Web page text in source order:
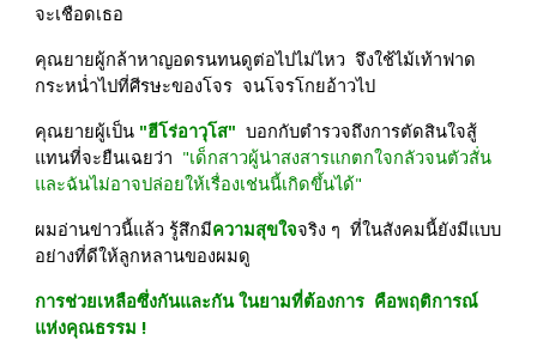
จะเชือดเธอ
คุณยายผู้กล้าหาญอดรนทนดูต่อไปไม่ไหว  จึงใช้ไม้เท้าฟาด
กระหน่ำไปที่ศีรษะของโจร  จนโจรโกยอ้าวไป
คุณยายผู้เป็น "ฮีโร่อาวุโส" บอกกับตำรวจถึงการตัดสินใจสู้
แทนที่จะยืนเฉยว่า "เด็กสาวผู้น่าสงสารแกตกใจกลัวจนตัวสั่น
และฉันไม่อาจปล่อยให้เรื่องเช่นนี้เกิดขึ้นได้"
ผมอ่านข่าวนี้แล้ว รู้สึกมีความสุขใจจริง ๆ  ที่ในสังคมนี้ยังมีแบบ
อย่างที่ดีให้ลูกหลานของผมดู
การช่วยเหลือซึ่งกันและกัน ในยามที่ต้องการ  คือพฤติการณ์
แห่งคุณธรรม !